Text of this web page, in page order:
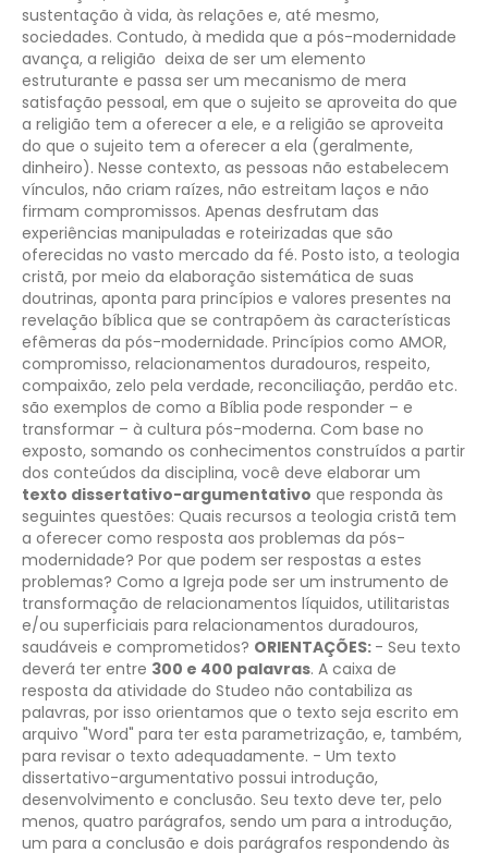
sustentação à vida, às relações e, até mesmo,
sociedades. Contudo, à medida que a pós-modernidade
avança, a religião deixa de ser um elemento
estruturante e passa ser um mecanismo de mera
satisfação pessoal, em que o sujeito se aproveita do que
a religião tem a oferecer a ele, e a religião se aproveita
do que o sujeito tem a oferecer a ela (geralmente,
dinheiro). Nesse contexto, as pessoas não estabelecem
vínculos, não criam raízes, não estreitam laços e não
firmam compromissos. Apenas desfrutam das
experiências manipuladas e roteirizadas que são
oferecidas no vasto mercado da fé. Posto isto, a teologia
cristã, por meio da elaboração sistemática de suas
doutrinas, aponta para princípios e valores presentes na
revelação bíblica que se contrapõem às características
efêmeras da pós-modernidade. Princípios como AMOR,
compromisso, relacionamentos duradouros, respeito,
compaixão, zelo pela verdade, reconciliação, perdão etc.
são exemplos de como a Bíblia pode responder – e
transformar – à cultura pós-moderna. Com base no
exposto, somando os conhecimentos construídos a partir
dos conteúdos da disciplina, você deve elaborar um
texto dissertativo-argumentativo que responda às
seguintes questões: Quais recursos a teologia cristã tem
a oferecer como resposta aos problemas da pós-
modernidade? Por que podem ser respostas a estes
problemas? Como a Igreja pode ser um instrumento de
transformação de relacionamentos líquidos, utilitaristas
e/ou superficiais para relacionamentos duradouros,
saudáveis e comprometidos? ORIENTAÇÕES: - Seu texto
deverá ter entre 300 e 400 palavras. A caixa de
resposta da atividade do Studeo não contabiliza as
palavras, por isso orientamos que o texto seja escrito em
arquivo "Word" para ter esta parametrização, e, também,
para revisar o texto adequadamente. - Um texto
dissertativo-argumentativo possui introdução,
desenvolvimento e conclusão. Seu texto deve ter, pelo
menos, quatro parágrafos, sendo um para a introdução,
um para a conclusão e dois parágrafos respondendo às